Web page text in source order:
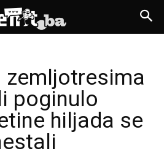
zemljotresima
poginulo
hiljada se